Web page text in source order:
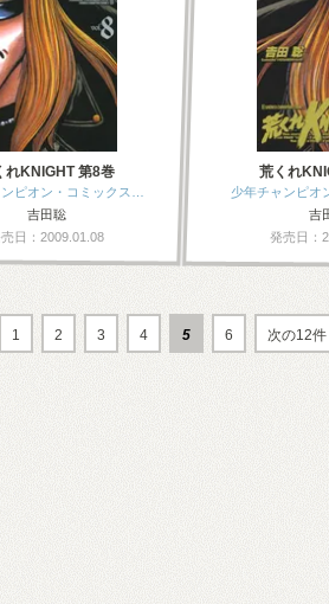
れKNIGHT 第8巻
ピオン・コミックス…
吉田聡
日：2009.01.08
荒くれ
少年チャンピオ
吉
発売日：
1 2 3 4 5 6 次の12件